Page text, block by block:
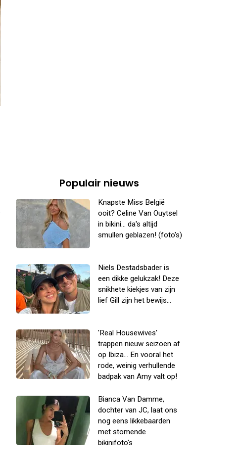
Populair nieuws
Knapste Miss België
ooit? Celine Van Ouytsel
in bikini... da's altijd
smullen geblazen! (foto's)
Niels Destadsbader is
een dikke gelukzak! Deze
snikhete kiekjes van zijn
lief Gill zijn het bewijs...
'Real Housewives'
trappen nieuw seizoen af
op Ibiza... En vooral het
rode, weinig verhullende
badpak van Amy valt op!
Bianca Van Damme,
dochter van JC, laat ons
nog eens likkebaarden
met stomende
bikinifoto's